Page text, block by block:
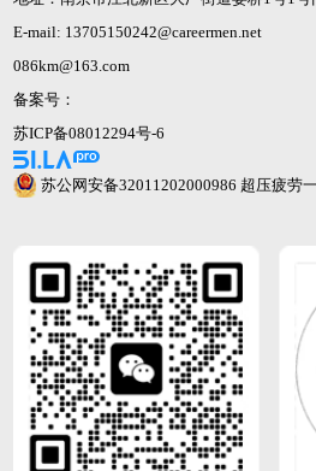
E-mail: 13705150242@careermen.net
086km@163.com
备案号：
苏ICP备08012294号-6
苏公网安备32011202000986 超压疲劳